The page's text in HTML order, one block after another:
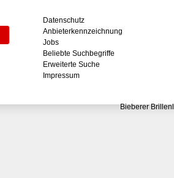
Datenschutz
Anbieterkennzeichnung
Jobs
Beliebte Suchbegriffe
Erweiterte Suche
Impressum
Bieberer